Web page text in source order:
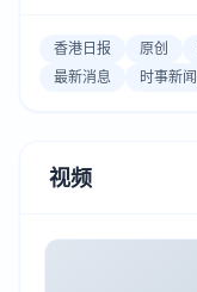
香港日报 原创
最新消息
时事新闻
视频